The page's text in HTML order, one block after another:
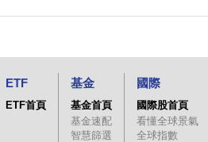
ETF
ETF首頁
基金
基金首頁
基金速配
智慧篩選
國際
國際股首頁
看懂全球景氣
全球指數